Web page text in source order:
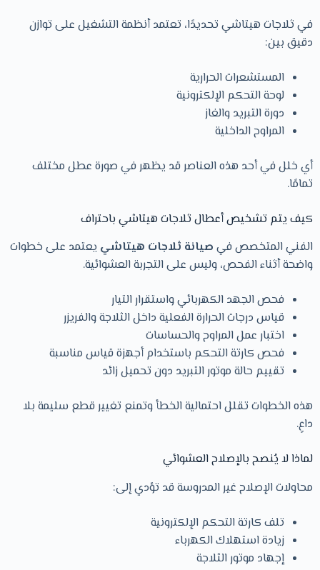
في ثلاجات هيتاشي تحديدًا، تعتمد أنظمة التشغيل على توازن
دقيق بين:
المستشعرات الحرارية
لوحة التحكم الإلكترونية
دورة التبريد والغاز
المراوح الداخلية
أي خلل في أحد هذه العناصر قد يظهر في صورة عطل مختلف
تمامًا.
كيف يتم تشخيص أعطال ثلاجات هيتاشي باحتراف
الفني المتخصص في صيانة ثلاجات هيتاشي يعتمد على خطوات
واضحة أثناء الفحص، وليس على التجربة العشوائية.
فحص الجهد الكهربائي واستقرار التيار
قياس درجات الحرارة الفعلية داخل الثلاجة والفريزر
اختبار عمل المراوح والحساسات
فحص كارتة التحكم باستخدام أجهزة قياس مناسبة
تقييم حالة موتور التبريد دون تحميل زائد
هذه الخطوات تقلل احتمالية الخطأ وتمنع تغيير قطع سليمة بلا
داعٍ.
لماذا لا يُنصح بالإصلاح العشوائي
محاولات الإصلاح غير المدروسة قد تؤدي إلى:
تلف كارتة التحكم الإلكترونية
زيادة استهلاك الكهرباء
إجهاد موتور الثلاجة